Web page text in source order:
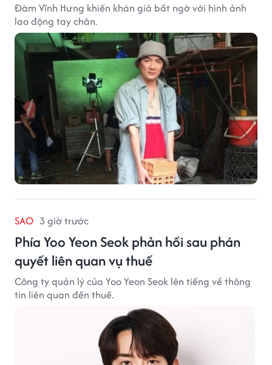
Đàm Vĩnh Hưng khiến khán giả bất ngờ với hình ảnh
lao động tay chân.
SAO 3 giờ trước
Phía Yoo Yeon Seok phản hồi sau phán
quyết liên quan vụ thuế
Công ty quản lý của Yoo Yeon Seok lên tiếng về thông
tin liên quan đến thuế.